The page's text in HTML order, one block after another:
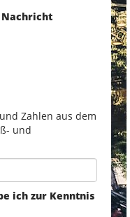
Nachricht
Zahlen aus dem
und
ich zur Kenntnis